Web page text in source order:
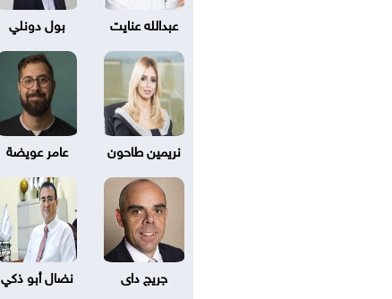
عبدالله عنايت بول دونلي
نريمين طاحون عامر عويضة
جريج داى نضال أبو ذكي